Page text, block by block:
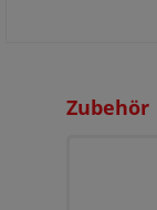
Zubehör